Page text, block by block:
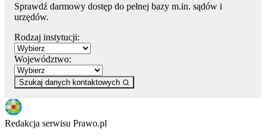
Sprawdź darmowy dostęp do pełnej bazy m.in. sądów i
urzędów.
Rodzaj instytucji:
Województwo:
Szukaj danych kontaktowych
Redakcja serwisu Prawo.pl